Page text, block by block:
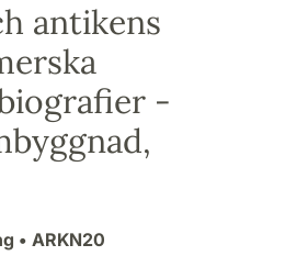
antikens
-
• ARKN20